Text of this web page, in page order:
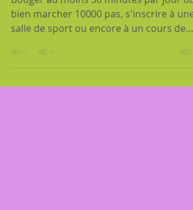
physique
Bouger au moins 30 minutes par jour ou
zumba...on est...